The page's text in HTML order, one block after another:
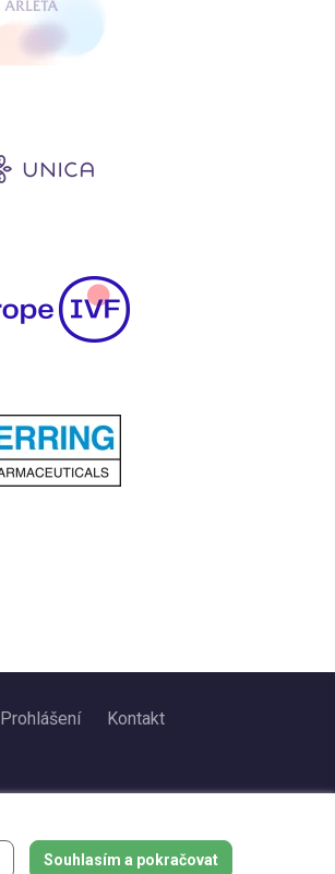
Prohlášení Kontakt
Souhlasím a pokračovat